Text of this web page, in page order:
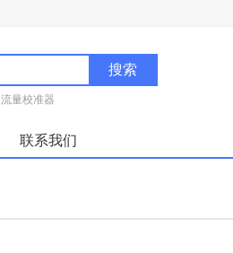
流量校准器
联系我们